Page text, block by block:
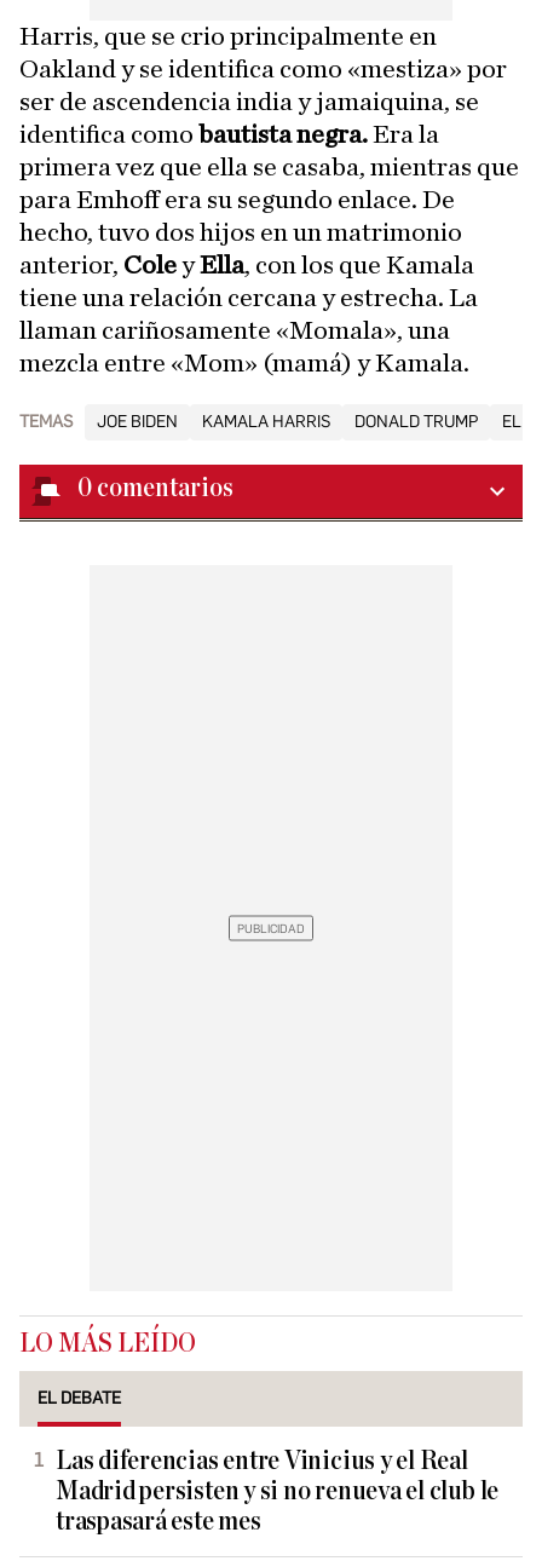
Harris, que se crio principalmente en
Oakland y se identifica como «mestiza» por
ser de ascendencia india y jamaiquina, se
identifica como bautista negra.Era la
primera vez que ella se casaba, mientras que
para Emhoff era su segundo enlace. De
hecho, tuvo dos hijos en un matrimonio
anterior, ColeyElla, con los que Kamala
tiene una relación cercana y estrecha. La
llaman cariñosamente «Momala», una
mezcla entre «Mom» (mamá) y Kamala.
TEMAS JOE BIDEN KAMALA HARRIS DONALD TRUMP
0 comentarios
LO MÁS LEÍDO
EL DEBATE
Las diferencias entre Vinicius y el Real
Madrid persisten y si no renueva el club le
traspasará este mes